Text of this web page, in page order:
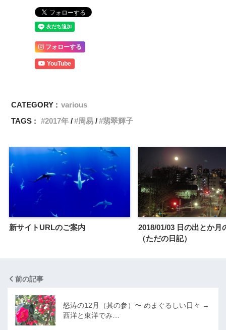
フォローする
YouTube
CATEGORY : various
TAGS :
2017年 周易 翡翠輝子
新サイトURLのご案内
2018/01/03 日の出とか月
（ただの日記）
前の記事
怒涛の12月（其の参）〜 めまぐるしい日々 →
西洋と東洋でみ…